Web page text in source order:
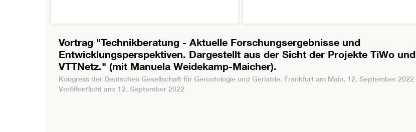
Vortrag "Technikberatung - Aktuelle Forschungsergebnisse und
Entwicklungsperspektiven. Dargestellt aus der Sicht der Projekte TiWo und
VTTNetz." (mit Manuela Weidekamp-Maicher).
Kongress der Deutschen Gesellschaft für Gerontologie und Geriatrie, Frankfurt am Main, 12. September 2022
Veröffentlicht am: 12. September 2022